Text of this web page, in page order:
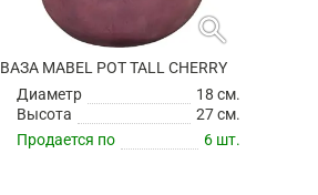
search
ВАЗА MABEL POT TALL CHERRY
Диаметр
18 см.
Высота
27 см.
Продается по
6 шт.